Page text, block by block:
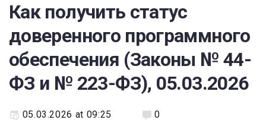
Как получить статус
доверенного программного
обеспечения (Законы № 44-
ФЗ и № 223-ФЗ), 05.03.2026
05.03.2026 at 09:25 0